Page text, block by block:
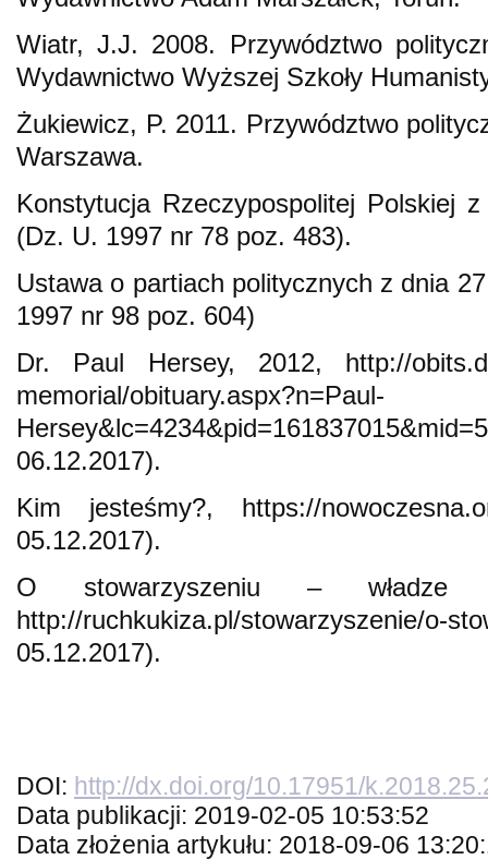
Wiatr, J.J. 2008. Przywództwo
Wydawnictwo Wyższej Szkoły
Żukiewicz, P. 2011. Przywództwo
Warszawa.
Konstytucja Rzeczypospolitej Polskiej
(Dz. U. 1997 nr 78 poz. 483).
Ustawa o partiach politycznych z dnia
1997 nr 98 poz. 604)
Dr. Paul Hersey, 2012, http://
memorial/obituary.aspx?n=Paul-
06.12.2017).
Kim jesteśmy?, https://
05.12.2017).
O stowarzyszeniu – władze
http://ruchkukiza.pl/stowarzyszenie/
05.12.2017).
DOI: http://dx.doi.org/10.17951/
Data publikacji: 2019-02-05 10:53:52
Data złożenia artykułu: 2018-09-06